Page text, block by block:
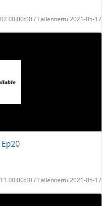
00:00:00 / Tallennettu 2021-05-17
Ep20
00:00:00 / Tallennettu 2021-05-17